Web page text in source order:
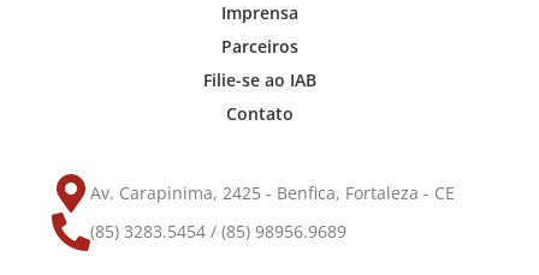
Imprensa
Parceiros
Filie-se ao IAB
Contato
Av. Carapinima, 2425 - Benfica, Fortaleza - CE
(85) 3283.5454 / (85) 98956.9689